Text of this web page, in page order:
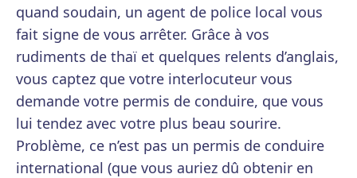
quand soudain, un agent de police local vous
fait signe de vous arrêter. Grâce à vos
rudiments de thaï et quelques relents d’anglais,
vous captez que votre interlocuteur vous
demande votre permis de conduire, que vous
lui tendez avec votre plus beau sourire.
Problème, ce n’est pas un permis de conduire
international (que vous auriez dû obtenir en